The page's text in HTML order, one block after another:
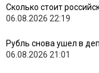
Сколько стоит
06.08.2026 22:19
Рубль снова ушел в
06.08.2026 21:01